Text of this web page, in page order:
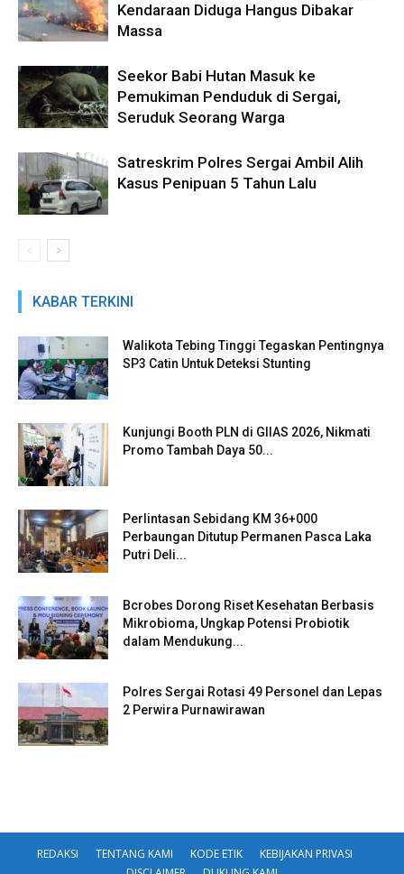
Kendaraan Diduga Hangus Dibakar
Massa
Seekor Babi Hutan Masuk ke
Pemukiman Penduduk di Sergai,
Seruduk Seorang Warga
Satreskrim Polres Sergai Ambil Alih
Kasus Penipuan 5 Tahun Lalu
KABAR TERKINI
Walikota Tebing Tinggi Tegaskan Pentingnya
SP3 Catin Untuk Deteksi Stunting
Kunjungi Booth PLN di GIIAS 2026, Nikmati
Promo Tambah Daya 50...
Perlintasan Sebidang KM 36+000
Perbaungan Ditutup Permanen Pasca Laka
Putri Deli...
Bcrobes Dorong Riset Kesehatan Berbasis
Mikrobioma, Ungkap Potensi Probiotik
dalam Mendukung...
Polres Sergai Rotasi 49 Personel dan Lepas
2 Perwira Purnawirawan
REDAKSI TENTANG KAMI KODE ETIK
KEBIJAKAN PRIVASI